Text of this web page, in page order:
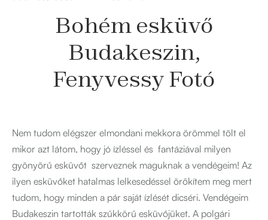
Bohém esküvő
Budakeszin,
Fenyvessy Fotó
Nem tudom elégszer elmondani mekkora örömmel tölt el
mikor azt látom, hogy jó ízléssel és fantáziával milyen
gyönyörű esküvőt szerveznek maguknak a vendégeim! Az
ilyen esküvőket hatalmas lelkesedéssel örökítem meg mert
tudom, hogy minden a pár saját ízlését dicséri. Vendégeim
Budakeszin tartották szűkkörű esküvőjüket. A polgári